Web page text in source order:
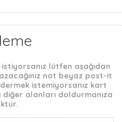
lütfen aşağıdan
not beyaz post-it
istemiyorsanız kart
diğer alanları doldurmanıza